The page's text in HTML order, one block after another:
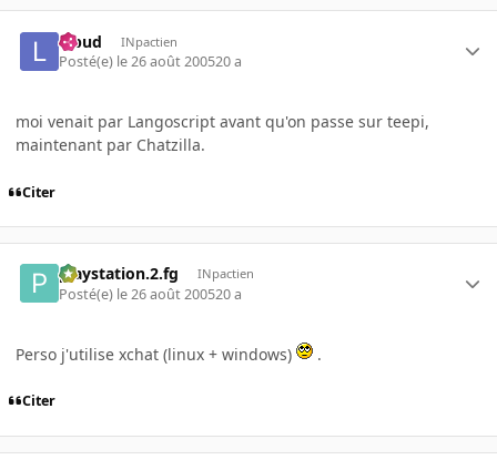
lebud INpactien
Posté(e) le 26 août 200520 a
moi venait par Langoscript avant qu'on passe sur teepi,
maintenant par Chatzilla.
Citer
playstation.2.fg INpactien
Posté(e) le 26 août 200520 a
Perso j'utilise xchat (linux + windows) .
Citer